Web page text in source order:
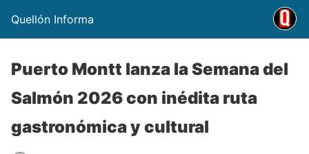
Quellón Informa
Puerto Montt lanza la Semana del
Salmón 2026 con inédita ruta
gastronómica y cultural